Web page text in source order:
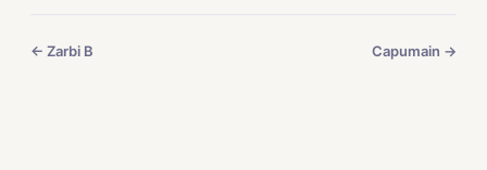
← Zarbi B Capumain →